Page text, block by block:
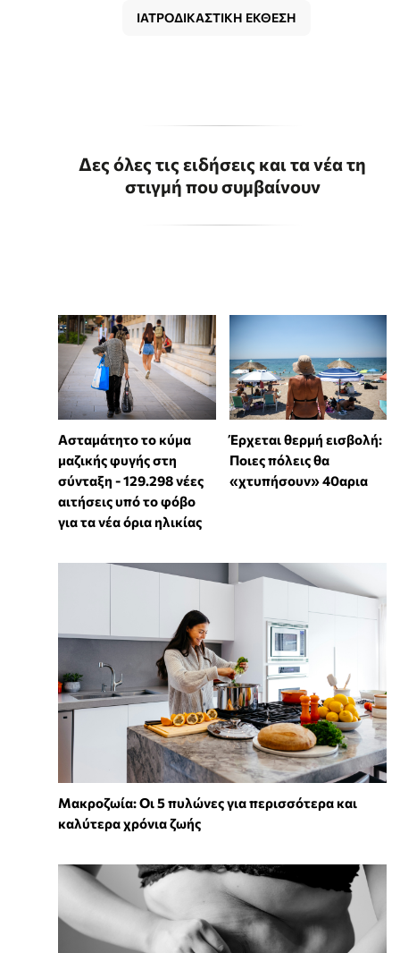
ΙΑΤΡΟΔΙΚΑΣΤΙΚΗ ΕΚΘΕΣΗ
Δες όλες τις ειδήσεις και τα νέα τη
στιγμή που συμβαίνουν
Ασταμάτητο το κύμα
μαζικής φυγής στη
σύνταξη - 129.298 νέες
αιτήσεις υπό το φόβο
για τα νέα όρια ηλικίας
Έρχεται θερμή εισβολή:
Ποιες πόλεις θα
«χτυπήσουν» 40αρια
Mακροζωία: Οι 5 πυλώνες για περισσότερα και
καλύτερα χρόνια ζωής